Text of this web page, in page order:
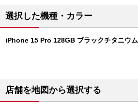
選択した機種・カラー
iPhone 15 Pro 128GB ブラックチタニウム
店舗を地図から選択する